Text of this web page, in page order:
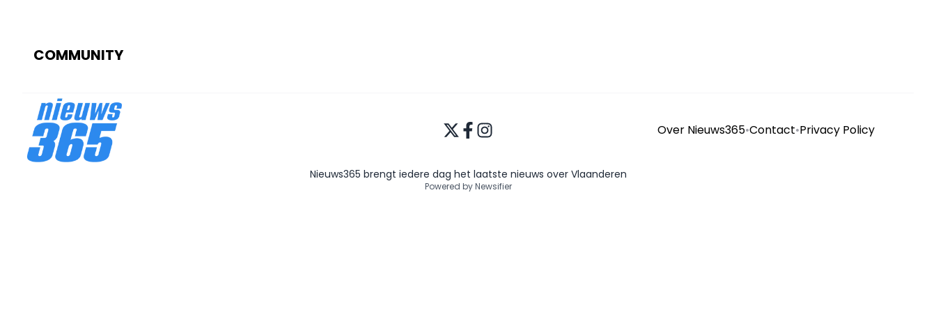
COMMUNITY
Over Nieuws365•Contact•Privacy Policy
Nieuws365 brengt iedere dag het laatste nieuws over Vlaanderen
Powered by Newsifier